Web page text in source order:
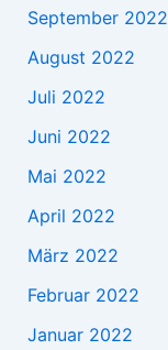
September 2022
August 2022
Juli 2022
Juni 2022
Mai 2022
April 2022
März 2022
Februar 2022
Januar 2022